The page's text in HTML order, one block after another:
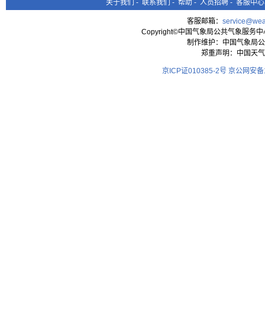
关于我们 - 联系我们 - 帮助 - 人员招聘 - 客服中心
客服邮箱：
Copyright©中国气象局公共气象服务
制作维护：中国气象局
郑重声明：中国天
京ICP证010385-2号 京公网安